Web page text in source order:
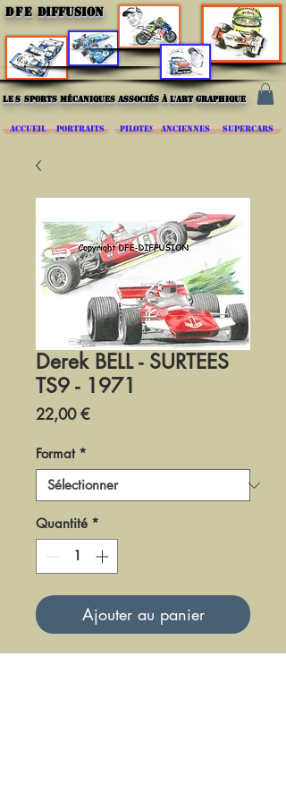
DFE DIFFUSION
les sports mécaniques associés à l'art graphique
ACCUEIL PORTRAITS PILOTES ANCIENNES SUPERCARS
Derek BELL - SURTEES
TS9 - 1971
22,00 €Prix
Format *
Quantité *
Ajouter au panier